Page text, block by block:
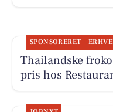
SPONSORERET
Thailandske
pris hos